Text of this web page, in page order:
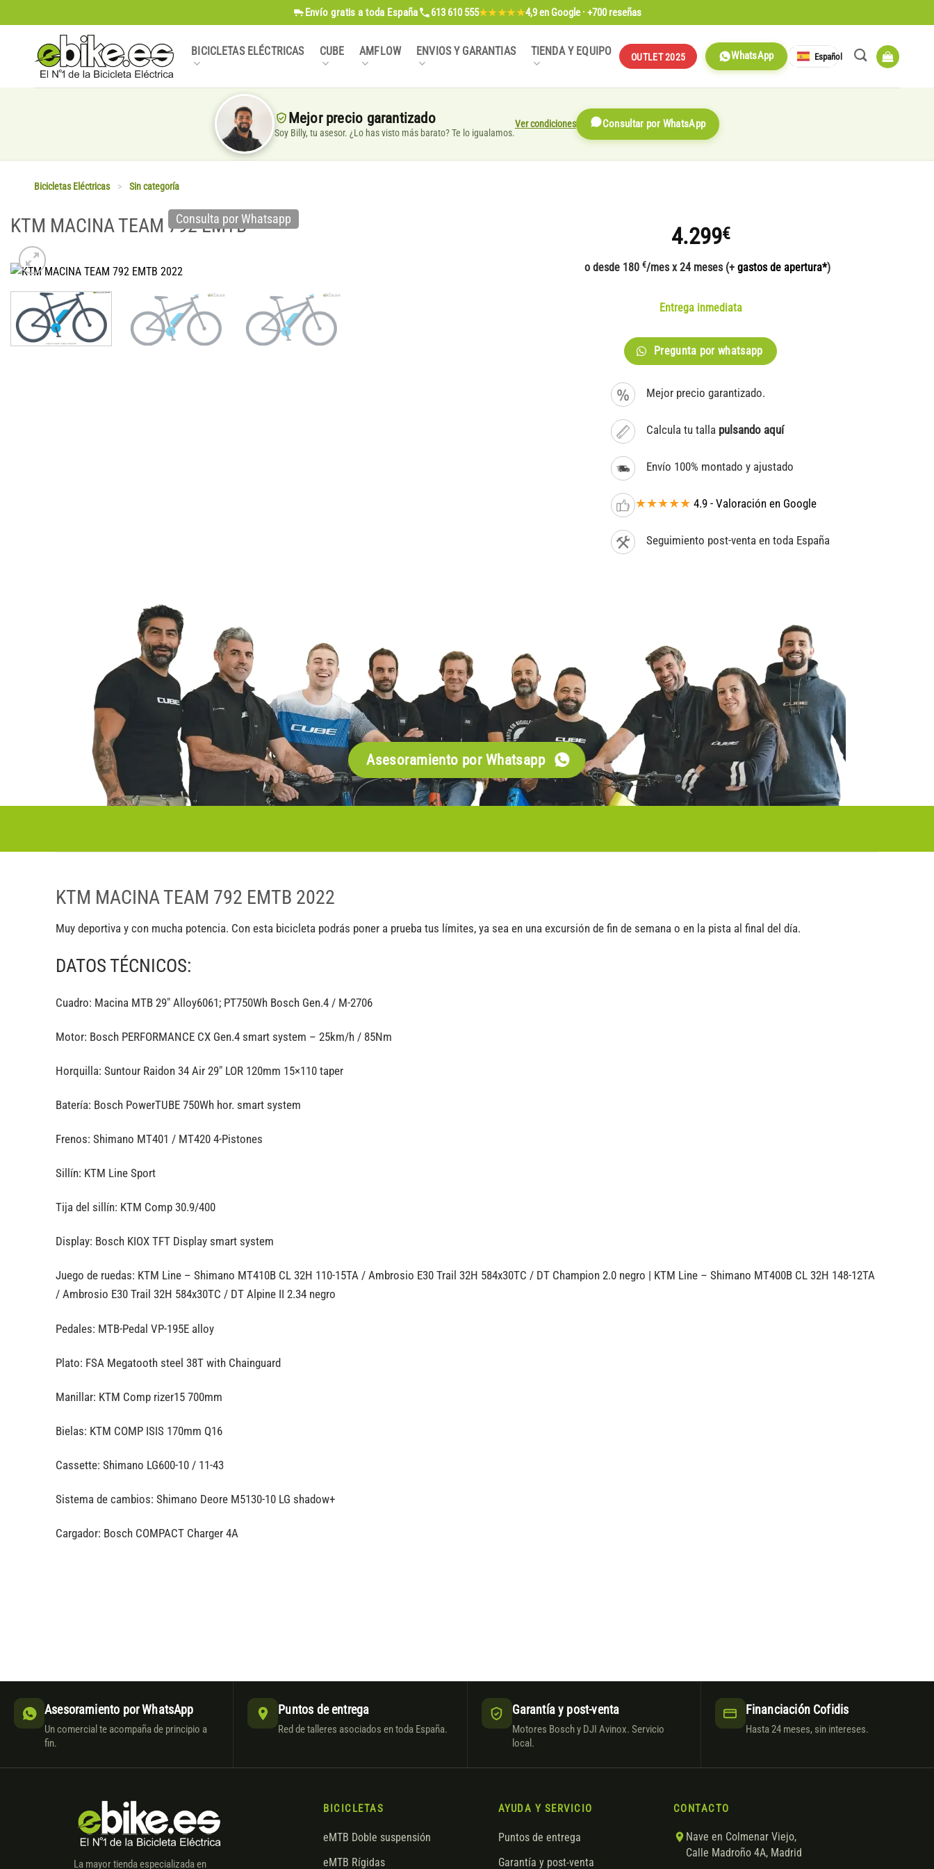
al
contenido
Envío gratis a toda España 613 610 555★★★★★4,9en Google · +700 reseñas
BICICLETAS ELÉCTRICAS CUBE AMFLOW ENVIOS Y GARANTIAS TIENDA Y EQUIPO OUTLET 2025 WhatsApp Español
Mejor precio garantizado
Soy Billy, tu asesor. ¿Lo has visto más barato? Te lo igualamos.
Ver condiciones Consultar por WhatsApp
Bicicletas Eléctricas > Sin categoría
KTM MACINA TEAM 792 EMTB
Consulta por Whatsapp
4.299€
o desde 180 €/mes x 24 meses (+ gastos de apertura*)
Entrega inmediata
Pregunta por whatsapp
Mejor precio garantizado.
Calcula tu talla pulsando aquí
Envío 100% montado y ajustado
★★★★★ 4.9 - Valoración en Google
Seguimiento post-venta en toda España
Asesoramiento por Whatsapp
KTM MACINA TEAM 792 EMTB 2022
Muy deportiva y con mucha potencia. Con esta bicicleta podrás poner a prueba tus límites, ya sea en una excursión de fin de semana o en la pista al final del día.
DATOS TÉCNICOS:
Cuadro: Macina MTB 29″ Alloy6061; PT750Wh Bosch Gen.4 / M-2706
Motor: Bosch PERFORMANCE CX Gen.4 smart system – 25km/h / 85Nm
Horquilla: Suntour Raidon 34 Air 29″ LOR 120mm 15×110 taper
Batería: Bosch PowerTUBE 750Wh hor. smart system
Frenos: Shimano MT401 / MT420 4-Pistones
Sillín: KTM Line Sport
Tija del sillín: KTM Comp 30.9/400
Display: Bosch KIOX TFT Display smart system
Juego de ruedas: KTM Line – Shimano MT410B CL 32H 110-15TA / Ambrosio E30 Trail 32H 584x30TC / DT Champion 2.0 negro | KTM Line – Shimano MT400B CL 32H 148-12TA
/ Ambrosio E30 Trail 32H 584x30TC / DT Alpine II 2.34 negro
Pedales: MTB-Pedal VP-195E alloy
Plato: FSA Megatooth steel 38T with Chainguard
Manillar: KTM Comp rizer15 700mm
Bielas: KTM COMP ISIS 170mm Q16
Cassette: Shimano LG600-10 / 11-43
Sistema de cambios: Shimano Deore M5130-10 LG shadow+
Cargador: Bosch COMPACT Charger 4A
Asesoramiento por WhatsApp
Un comercial te acompaña de principio a
fin.
Puntos de entrega
Red de talleres asociados en toda España.
Garantía y post-venta
Motores Bosch y DJI Avinox. Servicio
local.
Financiación Cofidis
Hasta 24 meses, sin intereses.
La mayor tienda especializada en
BICICLETAS
eMTB Doble suspensión
eMTB Rígidas
AYUDA Y SERVICIO
Puntos de entrega
Garantía y post-venta
CONTACTO
Nave en Colmenar Viejo,
Calle Madroño 4A, Madrid